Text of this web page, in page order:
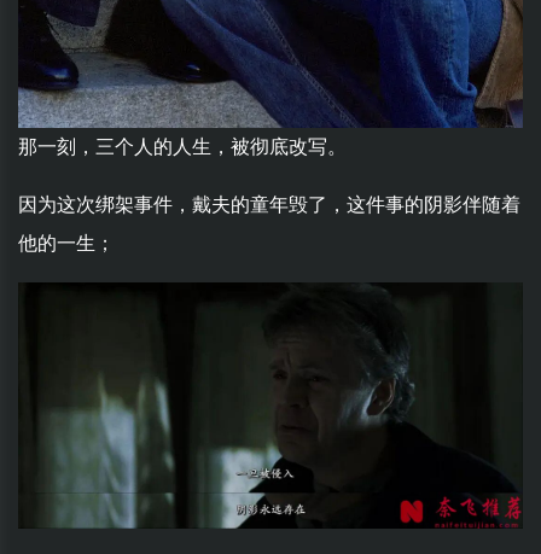
那一刻，三个人的人生，被彻底改写。
因为这次绑架事件，戴夫的童年毁了，这件事的阴影伴随着
他的一生；